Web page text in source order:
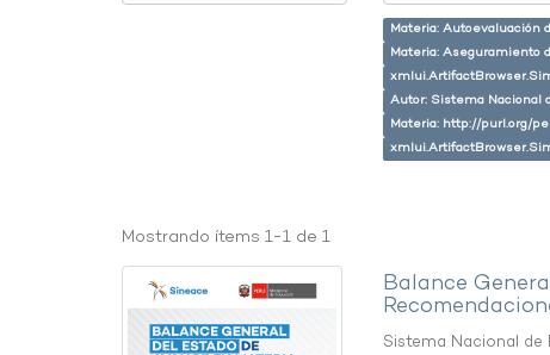
Materia: Autoevaluación
Materia: Aseguramiento
Autor: Sistema Nacional
Materia: http://purl.org/
Mostrando ítems 1-1 de 1
Balance
Sistema Nacional